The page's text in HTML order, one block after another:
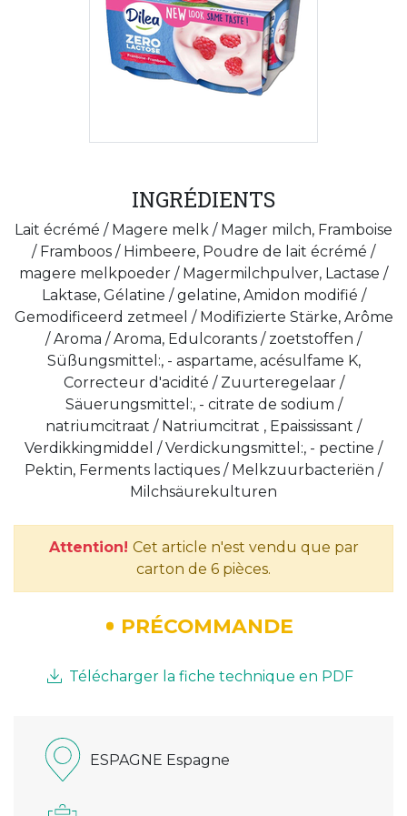
INGRÉDIENTS
Lait écrémé / Magere melk / Mager milch, Framboise
/ Framboos / Himbeere, Poudre de lait écrémé /
magere melkpoeder / Magermilchpulver, Lactase /
Laktase, Gélatine / gelatine, Amidon modifié /
Gemodificeerd zetmeel / Modifizierte Stärke, Arôme
/ Aroma / Aroma, Edulcorants / zoetstoffen /
Süßungsmittel:, - aspartame, acésulfame K,
Correcteur d'acidité / Zuurteregelaar /
Säuerungsmittel:, - citrate de sodium /
natriumcitraat / Natriumcitrat , Epaississant /
Verdikkingmiddel / Verdickungsmittel:, - pectine /
Pektin, Ferments lactiques / Melkzuurbacteriën /
Milchsäurekulturen
Attention! Cet article n'est vendu que par
carton de 6 pièces.
PRÉCOMMANDE
Télécharger la fiche technique en PDF
ESPAGNE Espagne